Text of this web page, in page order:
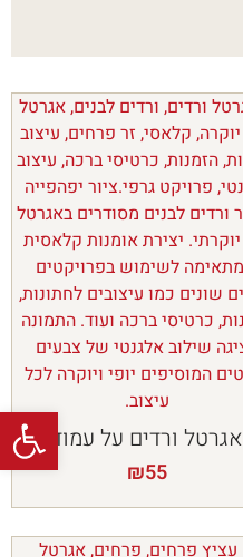
אגרטל ורדים על עמוד
₪55